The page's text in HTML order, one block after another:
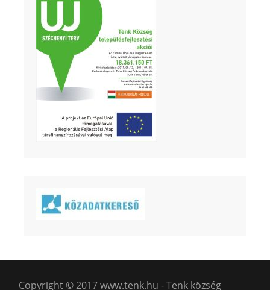
Copyright © 2017 www.tenk.hu - Tenk község